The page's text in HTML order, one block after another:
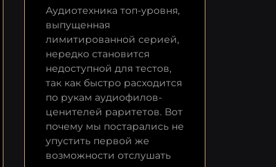
Аудиотехника топ-уровня,
выпущенная
лимитированной серией,
нередко становится
недоступной для тестов,
так как быстро расходится
по рукам аудиофилов-
ценителей раритетов. Вот
почему мы постарались не
упустить первой же
возможности отслушать